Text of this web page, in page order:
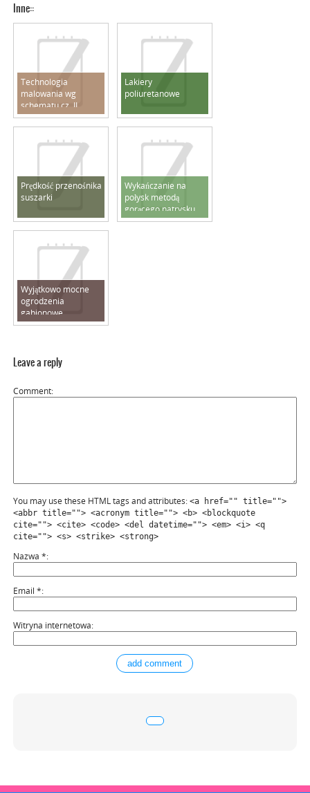
Inne::
Technologia
malowania wg
schematu cz. II
Lakiery
poliuretanowe
Prędkość przenośnika
suszarki
Wykańczanie na
połysk metodą
gorącego natrysku
Wyjątkowo mocne
ogrodzenia
gabionowe
Leave a reply
Comment
You may use these HTML tags and attributes: <a href="" title="">
<abbr title=""> <acronym title=""> <b> <blockquote
cite=""> <cite> <code> <del datetime=""> <em> <i> <q
cite=""> <s> <strike> <strong>
Nazwa *
Email *
Witryna internetowa